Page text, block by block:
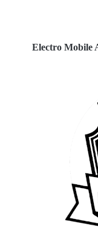
Electro Mobile